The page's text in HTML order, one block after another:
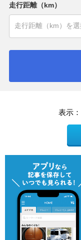
走行距離（km）
表示：